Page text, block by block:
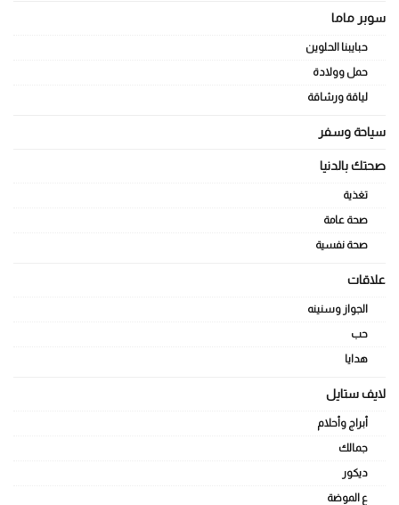
سوبر ماما
حبايبنا الحلوين
حمل وولادة
لياقة ورشاقة
سياحة وسفر
صحتك بالدنيا
تغذية
صحة عامة
صحة نفسية
علاقات
الجواز وسنينه
حب
هدايا
لايف ستايل
أبراج وأحلام
جمالك
ديكور
ع الموضة